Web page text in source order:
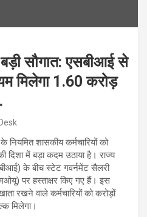
बड़ी सौगात: एसबीआई से
मिलेगा 1.60 करोड़
नियमित शासकीय कर्मचारियों को
दिशा में बड़ा कदम उठाया है। राज्य
के बीच स्टेट गवर्नमेंट सैलरी
पर हस्ताक्षर किए गए हैं। इस
रखने वाले कर्मचारियों को करोड़ों
मिलेगा।